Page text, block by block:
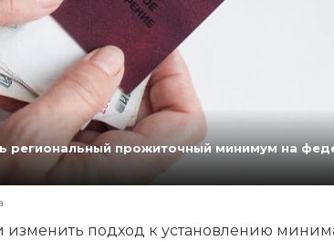
региональный прожиточный минимум на
подход к установлению